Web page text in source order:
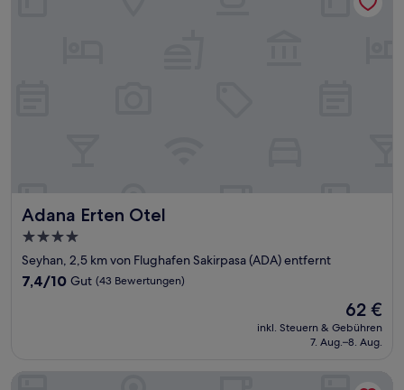
Adana Erten Otel
Adana Erten Otel
4.0-
Sterne-
Unterkunft
Seyhan, 2,5 km von Flughafen Sakirpasa (ADA) entfernt
7.4
7,4/10 Gut (43 Bewertungen)
Der
Preis
beträgt
62 €
inkl. Steuern & Gebühren
7. Aug.–8. Aug.
Otel Le Grand